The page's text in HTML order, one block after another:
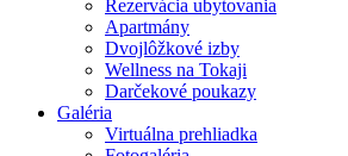
Rezervácia ubytovania
Apartmány
Dvojlôžkové izby
Wellness na Tokaji
Darčekové poukazy
Galéria
Virtuálna prehliadka